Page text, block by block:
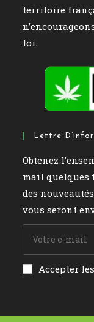
territoire
loi.
Lettre
Obtenez
mail quelques
des
vous seront
Accepter